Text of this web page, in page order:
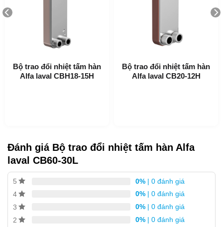
Làm nóng và làm mát hệ thống HVAC
Lợi ích của CB60-30L
Kích thước nhỏ gọn
Dễ lắp đặt
Yêu cầu bảo dưỡng thấp
Tất cả các bộ phận đều được kiểm tra áp suất và rò rỉ
Bộ trao đổi nhiệt tấm hàn
Alfa laval CBH18-15H
Bộ trao đổi nhiệt tấm hàn
Alfa laval CB20-12H
Đánh giá Bộ trao đổi nhiệt tấm hàn Alfa
laval CB60-30L
5 0% | 0 đánh giá
4
0% | 0 đánh giá
3
0% | 0 đánh giá
2
0% | 0 đánh giá